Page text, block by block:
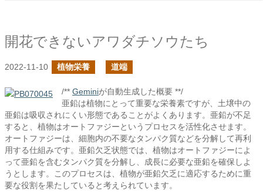
開花できないアワダチソウたち
2022-11-10 植物栄養 道端
/** Geminiが自動生成した概要 **/
亜鉛は植物にとって重要な栄養素ですが、土壌中の
亜鉛は吸収されにくい形態であることがよくあります。亜鉛が不足
すると、植物はオートファジーというプロセスを活性化させます。
オートファジーは、細胞内の不要なタンパク質などを分解して再利
用する仕組みです。亜鉛欠乏状態では、植物はオートファジーによ
って亜鉛を含むタンパク質を分解し、成長に必要な亜鉛を確保しよ
うとします。このプロセスは、植物が亜鉛欠乏に適応するために重
要な役割を果たしていると考えられています。